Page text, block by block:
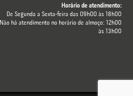
Horário de atendimento:
De Segunda a Sexta-feira das 09h00 às 18h00
Não há atendimento no horário de almoço: 12h00
às 13h00